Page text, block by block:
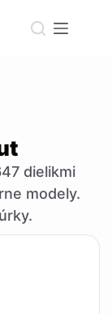
dielikmi
modely.